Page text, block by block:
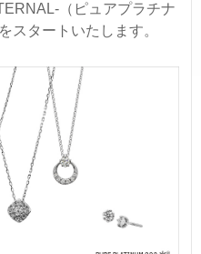
チーフ）
シリーズ）
（ピュアプラチナ
スタートいたします。